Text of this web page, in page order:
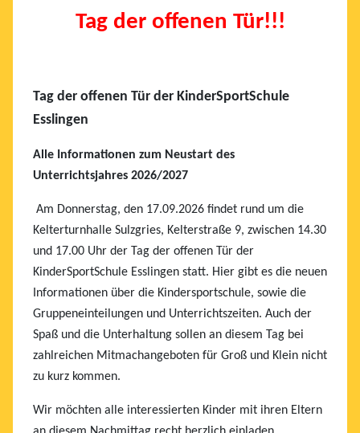
Tag der offenen Tür!!!
Tag der offenen Tür der KinderSportSchule
Esslingen
Alle Informationen zum Neustart des
Unterrichtsjahres 2026/2027
Am Donnerstag, den 17.09.2026 findet rund um die
Kelterturnhalle Sulzgries, Kelterstraße 9, zwischen 14.30
und 17.00 Uhr der Tag der offenen Tür der
KinderSportSchule Esslingen statt. Hier gibt es die neuen
Informationen über die Kindersportschule, sowie die
Gruppeneinteilungen und Unterrichtszeiten. Auch der
Spaß und die Unterhaltung sollen an diesem Tag bei
zahlreichen Mitmachangeboten für Groß und Klein nicht
zu kurz kommen.
Wir möchten alle interessierten Kinder mit ihren Eltern